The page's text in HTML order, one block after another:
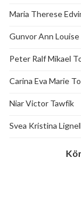
Maria Therese
Gunvor Ann Louise
Peter Ralf Mikael
Carina Eva Marie
Niar Victor Tawfik
Svea Kristina Lignell